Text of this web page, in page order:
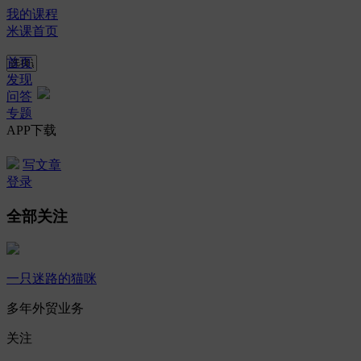
我的课程
米课首页
首页
发现
问答
专题
APP下载
写文章
登录
全部关注
一只迷路的猫咪
多年外贸业务
关注